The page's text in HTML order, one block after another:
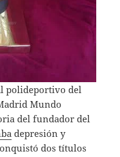
polideportivo del
Mundo
del fundador del
depresión y
dos títulos